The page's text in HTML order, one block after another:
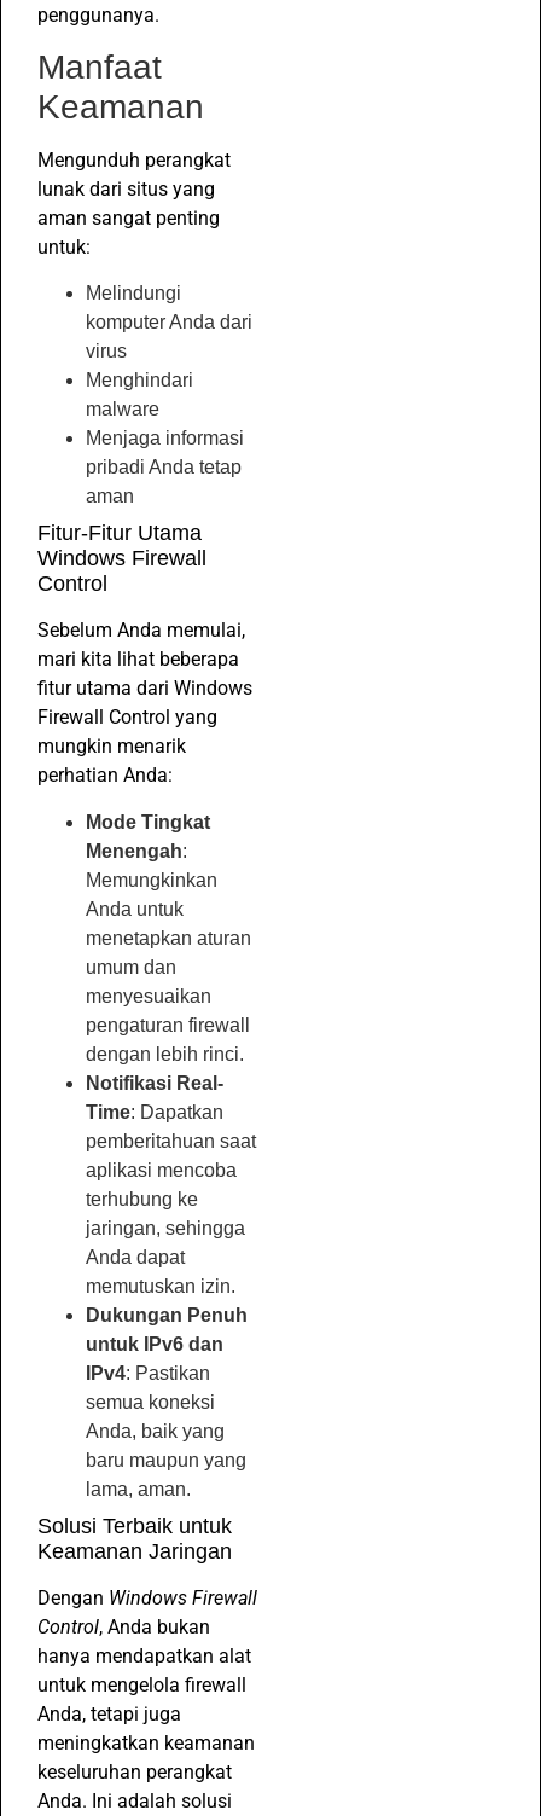
penggunanya.
Manfaat
Keamanan
Mengunduh perangkat
lunak dari situs yang
aman sangat penting
untuk:
Melindungi
komputer Anda dari
virus
Menghindari
malware
Menjaga informasi
pribadi Anda tetap
aman
Fitur-Fitur Utama
Windows Firewall
Control
Sebelum Anda memulai,
mari kita lihat beberapa
fitur utama dari Windows
Firewall Control yang
mungkin menarik
perhatian Anda:
Mode Tingkat
Menengah:
Memungkinkan
Anda untuk
menetapkan aturan
umum dan
menyesuaikan
pengaturan firewall
dengan lebih rinci.
Notifikasi Real-
Time: Dapatkan
pemberitahuan saat
aplikasi mencoba
terhubung ke
jaringan, sehingga
Anda dapat
memutuskan izin.
Dukungan Penuh
untuk IPv6 dan
IPv4: Pastikan
semua koneksi
Anda, baik yang
baru maupun yang
lama, aman.
Solusi Terbaik untuk
Keamanan Jaringan
Dengan Windows Firewall
Control, Anda bukan
hanya mendapatkan alat
untuk mengelola firewall
Anda, tetapi juga
meningkatkan keamanan
keseluruhan perangkat
Anda. Ini adalah solusi